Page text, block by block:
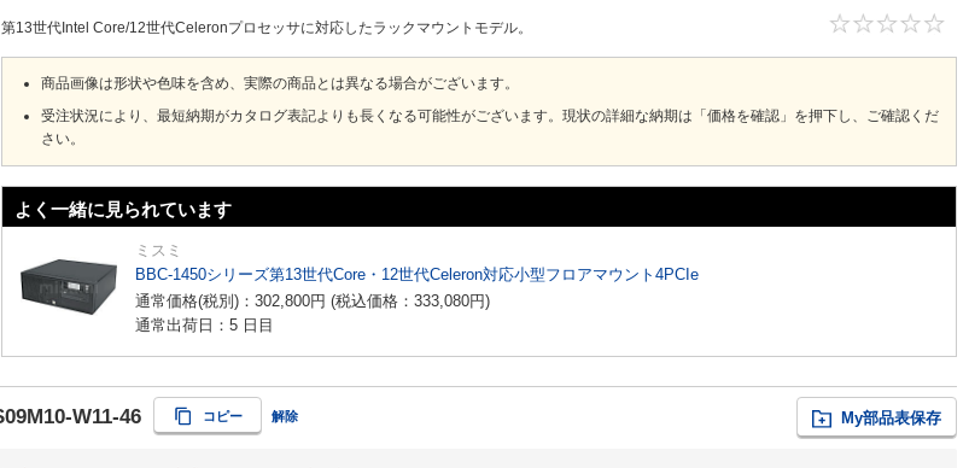
第13世代Intel Core/12世代Celeronプロセッサに対応したラックマウントモデル。
商品画像は形状や色味を含め、実際の商品とは異なる場合がございます。
受注状況により、最短納期がカタログ表記よりも長くなる可能性がございます。現状の詳細な納期は「価格を確認」を押下し、ご確認くだ
さい。
よく一緒に見られています
ミスミ
BBC-1450シリーズ第13世代Core・12世代Celeron対応小型フロアマウント4PCIe
通常価格(税別)： 302,800円 (税込価格： 333,080円)
通常出荷日：5 日目
W11-46 コピー 解除 My部品表保存